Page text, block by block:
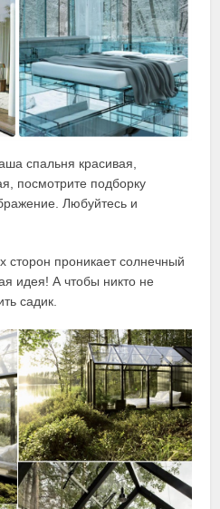
спальня красивая,
посмотрите подборку
Любуйтесь и
сторон проникает солнечный
идея! А чтобы никто не
садик.